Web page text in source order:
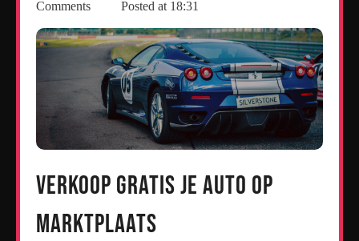
Comments
Posted at 18:31
Verkoop Gratis Je Auto op
Marktplaats